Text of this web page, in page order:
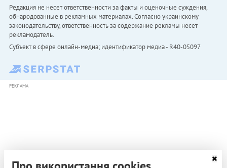
Редакция не несет ответственности за факты и оценочные суждения,
обнародованные в рекламных материалах. Согласно украинскому
законодательству, ответственность за содержание рекламы несет
рекламодатель.
Субъект в сфере онлайн-медиа; идентификатор медиа - R40-05097
РЕКЛАМА